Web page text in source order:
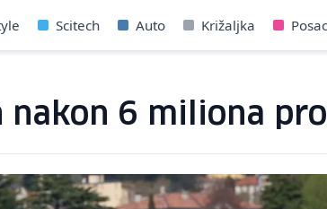
Scitech Auto Križaljka
nakon 6 miliona